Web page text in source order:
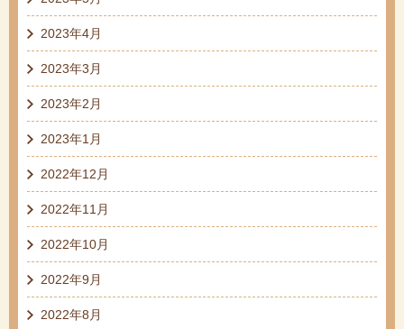
2023年4月
2023年3月
2023年2月
2023年1月
2022年12月
2022年11月
2022年10月
2022年9月
2022年8月